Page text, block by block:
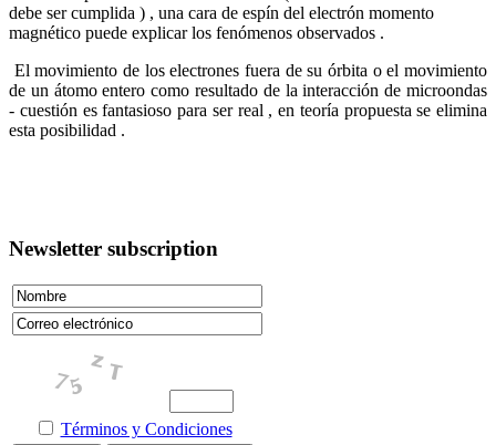
debe ser cumplida ) , una cara de espín del electrón momento
magnético puede explicar los fenómenos observados .
El movimiento de los electrones fuera de su órbita o el movimiento
de un átomo entero como resultado de la interacción de microondas
- cuestión es fantasioso para ser real , en teoría propuesta se elimina
esta posibilidad .
Newsletter subscription
Términos y Condiciones